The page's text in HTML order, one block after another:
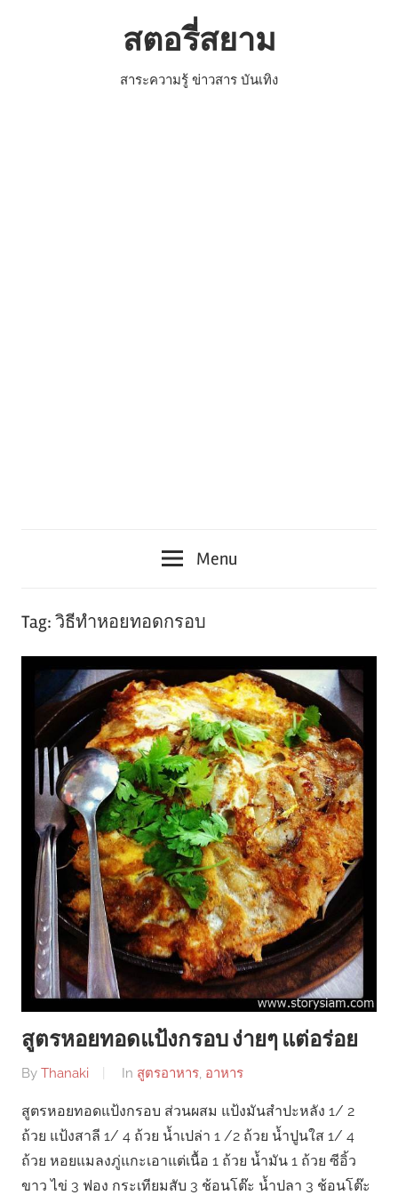
สตอรี่สยาม
สาระความรู้ ข่าวสาร บันเทิง
Menu
Tag: วิธีทําหอยทอดกรอบ
สูตรหอยทอดแป้งกรอบ ง่ายๆ แต่อร่อย
By Thanaki In สูตรอาหาร, อาหาร
สูตรหอยทอดแป้งกรอบ ส่วนผสม แป้งมันสำปะหลัง 1/ 2
ถ้วย แป้งสาลี 1/ 4 ถ้วย น้ำเปล่า 1 /2 ถ้วย น้ำปูนใส 1/ 4
ถ้วย หอยแมลงภู่แกะเอาแต่เนื้อ 1 ถ้วย น้ำมัน 1 ถ้วย ซีอิ้ว
ขาว ไข่ 3 ฟอง กระเทียมสับ 3 ช้อนโต๊ะ น้ำปลา 3 ช้อนโต๊ะ